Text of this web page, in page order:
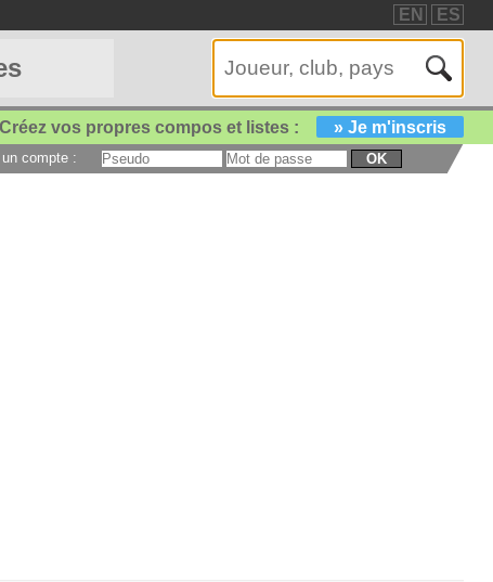
EN ES
Créez vos propres compos et listes : » Je m'inscris
compte : OK